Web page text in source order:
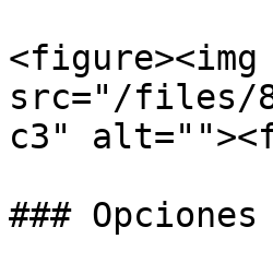
<figure><img
src="/files/
c3"
###